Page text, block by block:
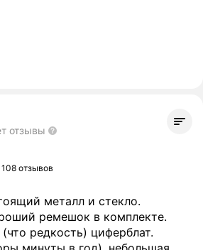
отзывы
108 отзывов
металл и стекло.
ремешок в комплекте.
редкость) циферблат.